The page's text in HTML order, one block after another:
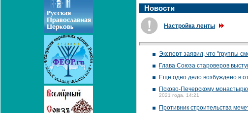
Новости
Настройка ленты
Эксперт заявил, что "группы
Глава Союза староверов
Еще одно дело возбуждено в
Псково-Печерскому
2021 года, 14:21
Противник строительства